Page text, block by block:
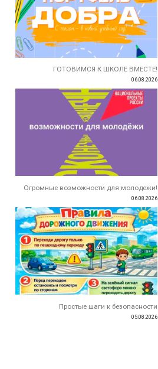
ГОТОВИМСЯ К ШКОЛЕ ВМЕСТЕ!
06.08.2026
Огромные возможности для молодежи!
06.08.2026
Простые шаги к безопасности
05.08.2026